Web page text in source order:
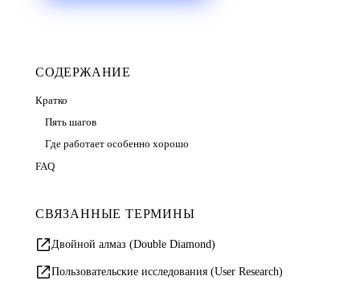
СОДЕРЖАНИЕ
Кратко
Пять шагов
Где работает особенно хорошо
FAQ
СВЯЗАННЫЕ ТЕРМИНЫ
Двойной алмаз (Double Diamond)
Пользовательские исследования (User Research)